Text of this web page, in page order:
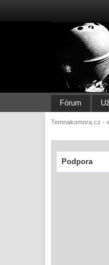
Fórum
Temnakomora.cz -
Podpora